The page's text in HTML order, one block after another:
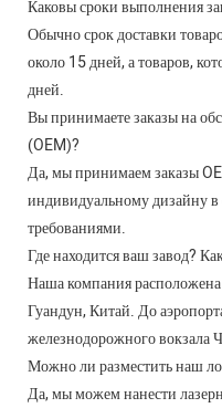
Каковы сроки выполнения
Обычно срок доставки
около 15 дней, а товаров,
дней.
Вы принимаете заказы на
(OEM)?
Да, мы принимаем заказы
индивидуальному дизайну
требованиями.
Где находится ваш завод?
Наша компания
Гуандун, Китай. До
железнодорожного
Можно ли разместить наш
Да, мы можем нанести